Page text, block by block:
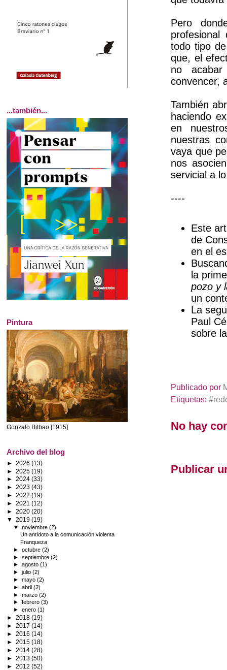
Pero
todo tipo
que, el
no
convencer,
También
haciendo
en
nuestras
vaya que
nos
servicial a
----
Este
de
en el
la
pozo y
un
La
Paul
sobre
Publicado por
Etiquetas:
No hay
Publicar
...también...
Pintura
Gonzalo Bilbao [1915]
Archivo del blog
► 2026 (13)
► 2025 (19)
► 2024 (33)
► 2023 (43)
► 2022 (19)
► 2021 (12)
► 2020 (20)
▼ 2019 (19)
▼noviembre(2)
Un antídoto a la comunicación violenta
Franqueza
►octubre(2)
►septiembre(2)
►agosto(1)
►julio(2)
►mayo(2)
►abril(2)
►marzo(2)
►febrero(3)
►enero(1)
► 2018 (19)
► 2017 (14)
► 2016 (14)
► 2015 (18)
► 2014 (28)
► 2013 (50)
► 2012 (52)